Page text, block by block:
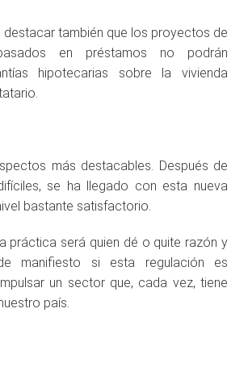
destacar también que los proyectos de
en préstamos no podrán
hipotecarias sobre la vivienda
más destacables. Después de
se ha llegado con esta nueva
bastante satisfactorio.
práctica será quien dé o quite razón y
manifiesto si esta regulación es
un sector que, cada vez, tiene
país.